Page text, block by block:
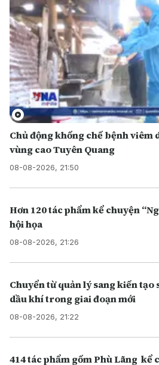
Chủ động khống chế bệnh viêm
vùng cao Tuyên Quang
08-08-2026, 21:50
Hơn 120 tác phẩm kể chuyện
hội họa
08-08-2026, 21:26
Chuyển từ quản lý sang kiến
dầu khí trong giai đoạn mới
08-08-2026, 21:22
414 tác phẩm gốm Phù Lãng kể